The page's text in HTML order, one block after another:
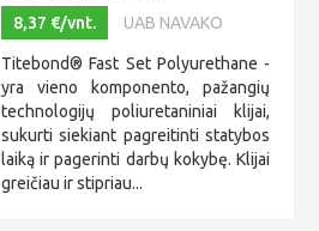
8,37 €/vnt. UAB NAVAKO
Titebond® Fast Set Polyurethane -
yra vieno komponento, pažangių
technologijų poliuretaniniai klijai,
sukurti siekiant pagreitinti statybos
laiką ir pagerinti darbų kokybę. Klijai
greičiau ir stipriau...